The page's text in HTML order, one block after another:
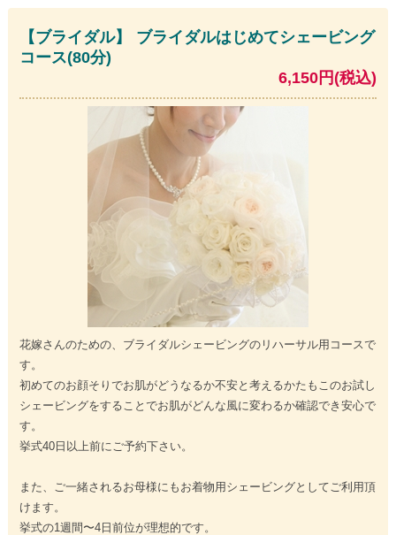
【ブライダル】 ブライダルはじめてシェービング
コース(80分)
6,150円(税込)
花嫁さんのための、ブライダルシェービングのリハーサル用コースで
す。
初めてのお顔そりでお肌がどうなるか不安と考えるかたもこのお試し
シェービングをすることでお肌がどんな風に変わるか確認でき安心で
す。
挙式40日以上前にご予約下さい。
また、ご一緒されるお母様にもお着物用シェービングとしてご利用頂
けます。
挙式の1週間〜4日前位が理想的です。